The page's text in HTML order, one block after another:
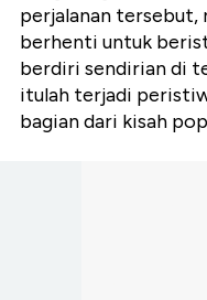
perjalanan tersebut,
berhenti untuk
berdiri sendirian di
itulah terjadi
bagian dari kisah